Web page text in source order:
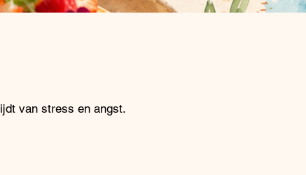
van stress en angst.